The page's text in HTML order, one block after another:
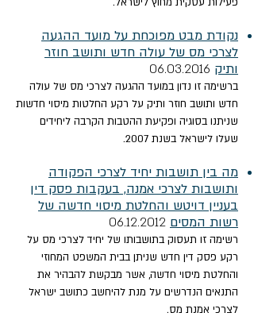
נקודת מבט מפוכחת על מועד ההגעה
לצרכי מס של עולה חדש ותושב חוזר
ותיק 06.03.2016
ברשימה זו נדון במועד ההגעה לצרכי מס של עולה
חדש ותושב חוזר ותיק על רקע החלטות מיסוי חדשות
שניתנו בסוגיה ופקיעת ההטבות הקרבה ליחידים
שעלו לישראל בשנת 2007.
מה בין תושבות יחיד לצרכי הפקודה
ותושבות לצרכי אמנה, בעקבות פסק דין
בעניין דויטש והחלטת מיסוי חדשה של
רשות המסים 06.12.2012
רשימה זו תעסוק בתושבותו של יחיד לצרכי מס על
רקע פסק דין חדש שניתן בבית המשפט המחוזי
והחלטת מיסוי חדשה, אשר מבקשת להבהיר את
התנאים הנדרשים על מנת להיחשב כתושב ישראל
לצרכי אמנת מס.